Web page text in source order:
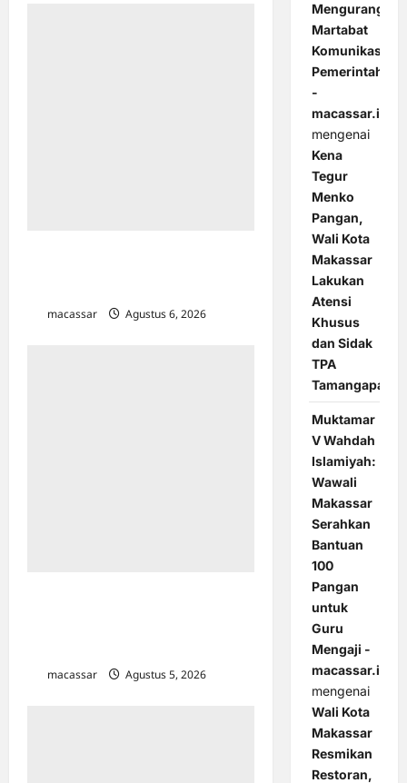
macassar
Agustus 6, 2026
macassar
Agustus 5, 2026
Mengurangi
Martabat
Komunikasi
Pemerintahan
-
macassar.id
mengenai
Kena
Tegur
Menko
Pangan,
Wali Kota
Makassar
Lakukan
Atensi
Khusus
dan Sidak
TPA
Tamangapa
Muktamar
V Wahdah
Islamiyah:
Wawali
Makassar
Serahkan
Bantuan
100
Pangan
untuk
Guru
Mengaji -
macassar.id
mengenai
Wali Kota
Makassar
Resmikan
Restoran,